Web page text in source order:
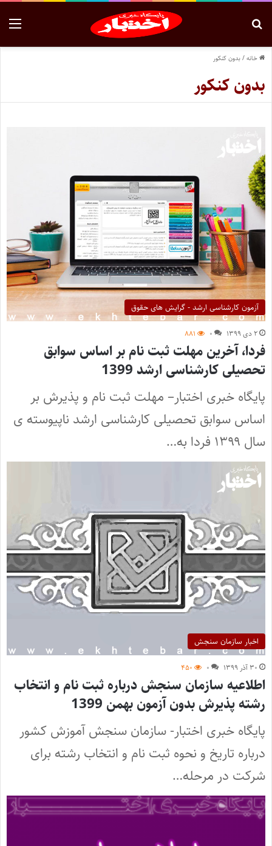
خانه/بدون کنکور
بدون کنکور
آزمون کارشناسی ارشد - گرایش های حقوق
۲ دی ۱۳۹۹ ۰ ۸۸۱
فردا، آخرین مهلت ثبت نام بر اساس سوابق
تحصیلی کارشناسی ارشد 1399
پایگاه خبری اختبار– مهلت ثبت نام و پذیرش بر
اساس سوابق تحصیلی کارشناسی ارشد ناپیوسته ی
سال ۱۳۹۹ فردا به…
اخبار سازمان سنجش
۳۰ آذر ۱۳۹۹ ۰ ۴۵۰
اطلاعیه سازمان سنجش درباره ثبت نام و انتخاب
رشته پذیرش بدون آزمون بهمن 1399
پایگاه خبری اختبار- سازمان سنجش آموزش کشور
درباره تاریخ و نحوه ثبت نام و انتخاب رشته برای
شرکت در مرحله…